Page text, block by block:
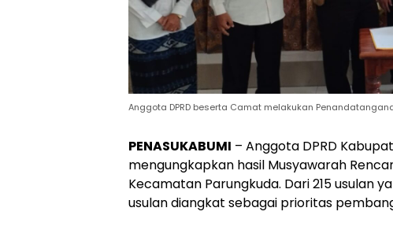
Anggota DPRD beserta Camat melakukan
PENASUKABUMI – Anggota DPRD
mengungkapkan hasil Musyawarah
Kecamatan Parungkuda. Dari 215 usulan
usulan diangkat sebagai prioritas